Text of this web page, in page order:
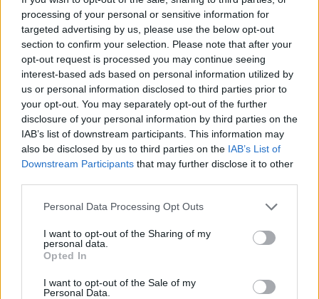
processing of your personal or sensitive information for
targeted advertising by us, please use the below opt-out
section to confirm your selection. Please note that after your
opt-out request is processed you may continue seeing
interest-based ads based on personal information utilized by
us or personal information disclosed to third parties prior to
your opt-out. You may separately opt-out of the further
disclosure of your personal information by third parties on the
IAB’s list of downstream participants. This information may
also be disclosed by us to third parties on the IAB’s List of
Downstream Participants that may further disclose it to other
Personal Data Processing Opt Outs
I want to opt-out of the Sharing of my
personal data.
Opted In
I want to opt-out of the Sale of my
Personal Data.
CNN
WikiLeaks